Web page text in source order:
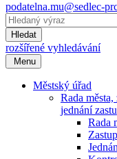
podatelna.mu@sedlec-
Hledat
rozšířené vyhledávání
Menu
Městský úřad
Rada
jednání
Rada